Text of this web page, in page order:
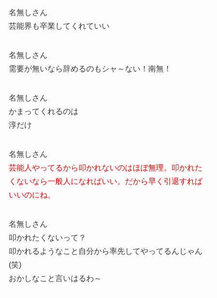
名無しさん
芸能界も卒業してくれていい
名無しさん
需要が無いなら辞めるのもシャ～ない！南無！
名無しさん
かまってくれるのは
淳だけ
名無しさん
芸能人やってるから叩かれないのはほぼ無理。叩かれた
くないなら一般人になればいい。だから早く引退すれば
いいのにね。
名無しさん
叩かれたくないって？
叩かれるようなこと自分から率先してやってるんじゃん
(笑)
おかしなこと言いはるわ～